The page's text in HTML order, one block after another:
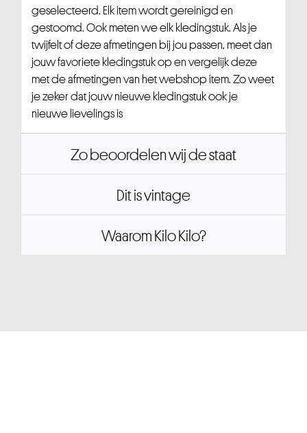
geselecteerd. Elk item wordt gereinigd en
gestoomd. Ook meten we elk kledingstuk. Als je
twijfelt of deze afmetingen bij jou passen, meet dan
jouw favoriete kledingstuk op en vergelijk deze
met de afmetingen van het webshop item. Zo weet
je zeker dat jouw nieuwe kledingstuk ook je
nieuwe lievelings is
Zo beoordelen wij de staat
Dit is vintage
Waarom Kilo Kilo?